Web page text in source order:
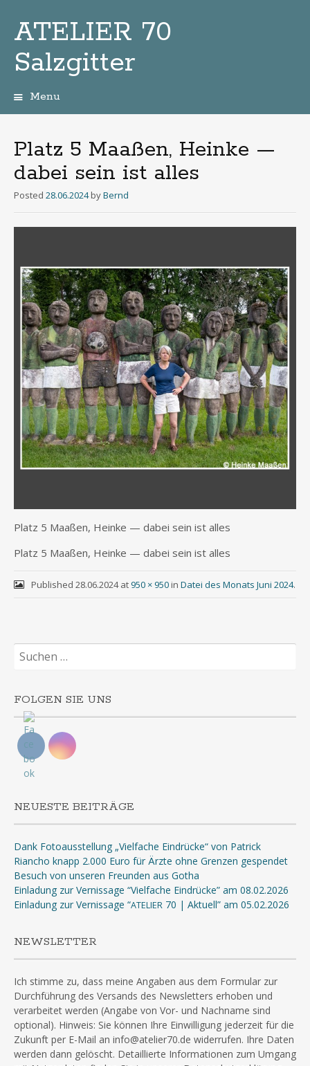
ATELIER 70
Salzgitter
Menu
Platz 5 Maaßen, Heinke —
dabei sein ist alles
Posted 28.06.2024 byBernd
Platz 5 Maa­ßen, Hein­ke — dabei sein ist alles
Platz 5 Maa­ßen, Hein­ke — dabei sein ist alles
Published 28.06.2024at950 × 950in Datei des Monats Juni 2024.
Suchen
nach:
FOLGEN SIE UNS
NEUESTE BEITRÄGE
Dank Fotoausstellung „Vielfache Eindrücke“ von Patrick
Riancho knapp 2.000 Euro für Ärzte ohne Grenzen gespendet
Besuch von unseren Freunden aus Gotha
Einladung zur Vernissage “Vielfache Eindrücke” am 08.02.2026
Einladung zur Vernissage “ATELIER 70 | Aktuell” am 05.02.2026
NEWSLETTER
Ich stimme zu, dass meine Angaben aus dem Formular zur
Durchführung des Versands des Newsletters erhoben und
verarbeitet werden (Angabe von Vor- und Nachname sind
optional). Hinweis: Sie können Ihre Einwilligung jederzeit für die
Zukunft per E-Mail an info@atelier70.de widerrufen. Ihre Daten
werden dann gelöscht. Detaillierte Informationen zum Umgang